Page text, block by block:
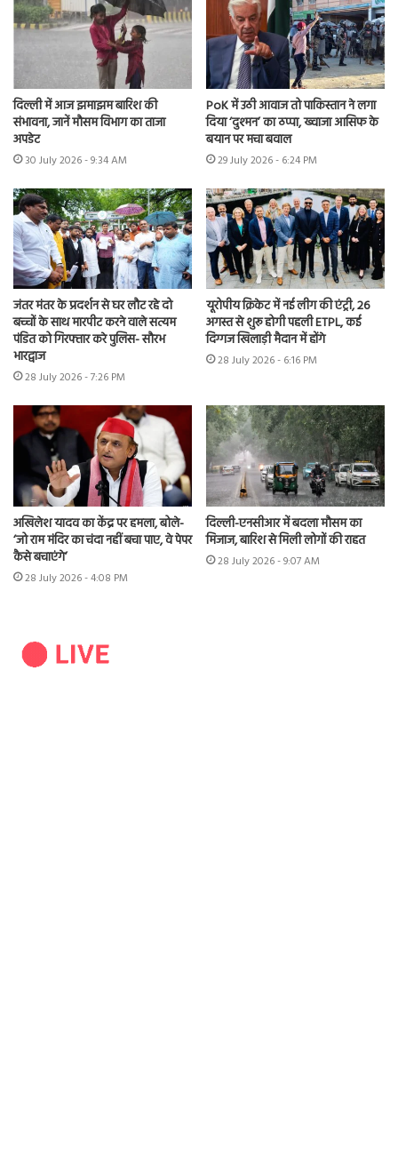
दिल्ली में आज झमाझम बारिश की
संभावना, जानें मौसम विभाग का ताजा
अपडेट
30 July 2026 - 9:34 AM
PoK में उठी आवाज तो पाकिस्तान ने लगा
दिया ‘दुश्मन’ का ठप्पा, ख्वाजा आसिफ के
बयान पर मचा बवाल
29 July 2026 - 6:24 PM
जंतर मंतर के प्रदर्शन से घर लौट रहे दो
बच्चों के साथ मारपीट करने वाले सत्यम
पंडित को गिरफ्तार करे पुलिस- सौरभ
भारद्वाज
28 July 2026 - 7:26 PM
यूरोपीय क्रिकेट में नई लीग की एंट्री, 26
अगस्त से शुरू होगी पहली ETPL, कई
दिग्गज खिलाड़ी मैदान में होंगे
28 July 2026 - 6:16 PM
अखिलेश यादव का केंद्र पर हमला, बोले-
‘जो राम मंदिर का चंदा नहीं बचा पाए, वे पेपर
कैसे बचाएंगे’
28 July 2026 - 4:08 PM
दिल्ली-एनसीआर में बदला मौसम का
मिजाज, बारिश से मिली लोगों की राहत
28 July 2026 - 9:07 AM